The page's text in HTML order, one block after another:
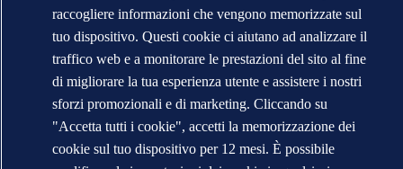
I marchi DNV GL®, DNV®, Horizon Graphic e Det Norske
Veritas® sono di proprietà delle società del Gruppo Det Norske
Veritas. Tutti diritti riservati.
raccogliere informazioni che vengono memorizzate sul
tuo dispositivo. Questi cookie ci aiutano ad analizzare il
traffico web e a monitorare le prestazioni del sito al fine
di migliorare la tua esperienza utente e assistere i nostri
sforzi promozionali e di marketing. Cliccando su
"Accetta tutti i cookie", accetti la memorizzazione dei
cookie sul tuo dispositivo per 12 mesi. È possibile